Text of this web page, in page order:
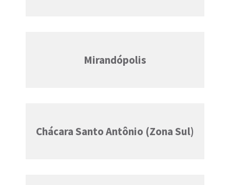
Mirandópolis
Chácara Santo Antônio (Zona Sul)